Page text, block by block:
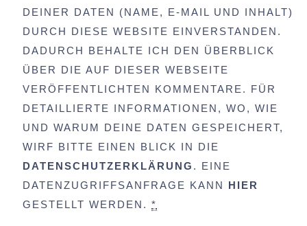
DEINER DATEN (NAME, E-MAIL UND INHALT)
DURCH DIESE WEBSITE EINVERSTANDEN.
DADURCH BEHALTE ICH DEN ÜBERBLICK
ÜBER DIE AUF DIESER WEBSEITE
VERÖFFENTLICHTEN KOMMENTARE. FÜR
DETAILLIERTE INFORMATIONEN, WO, WIE
UND WARUM DEINE DATEN GESPEICHERT,
WIRF BITTE EINEN BLICK IN DIE
DATENSCHUTZERKLÄRUNG . EINE
DATENZUGRIFFSANFRAGE KANN HIER
GESTELLT WERDEN. *